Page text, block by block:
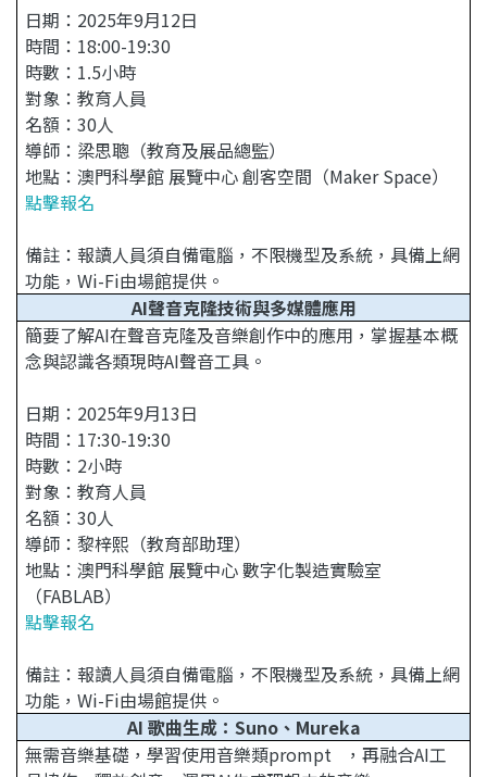
日期：2025年9月12日
時間：18:00-19:30
時數：1.5小時
對象：教育人員
名額：30人
導師：梁思聰（教育及展品總監）
地點：澳門科學館 展覽中心 創客空間（Maker Space）
點擊報名
備註：報讀人員須自備電腦，不限機型及系統，具備上網
功能，Wi-Fi由場館提供。
AI聲音克隆技術與多媒體應用
簡要了解AI在聲音克隆及音樂創作中的應用，掌握基本概
念與認識各類現時AI聲音工具。
日期：2025年9月13日
時間：17:30-19:30
時數：2小時
對象：教育人員
名額：30人
導師：黎梓熙（教育部助理）
地點：澳門科學館 展覽中心 數字化製造實驗室
（FABLAB）
點擊報名
備註：報讀人員須自備電腦，不限機型及系統，具備上網
功能，Wi-Fi由場館提供。
AI 歌曲生成：Suno、Mureka
無需音樂基礎，學習使用音樂類prompt ，再融合AI工